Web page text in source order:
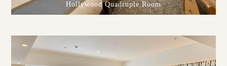
Hollywood Quadruple Room